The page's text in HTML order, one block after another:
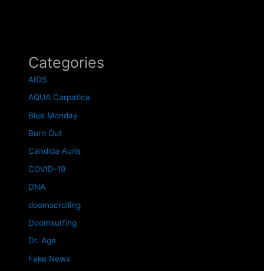
Categories
AIDS
AQUA Carpatica
Blue Monday
Burn Out
Candida Auris
COVID-19
DNA
doomscrolling
Doomsurfing
Dr. Age
Fake News